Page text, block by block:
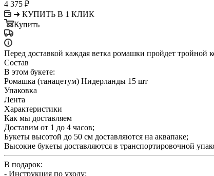
4 375 ₽
➜ КУПИТЬ В 1 КЛИК
Купить
Перед доставкой каждая ветка ромашки пройдет тройной
Состав
В этом букете:
Ромашка (танацетум) Нидерланды 15 шт
Упаковка
Лента
Характеристики
Как мы доставляем
Доставим от 1 до 4 часов;
Букеты высотой до 50 см доставляются на аквапаке;
Высокие букеты доставляются в транспортировочной
В подарок:
- Инструкция по уходу;